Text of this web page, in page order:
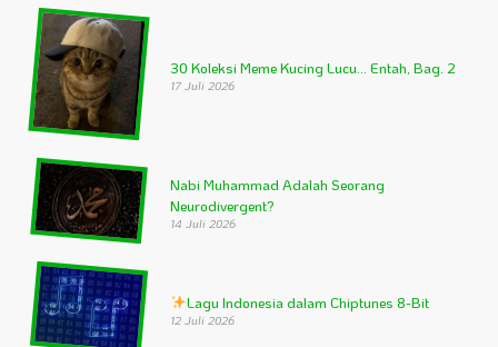
30 Koleksi Meme Kucing Lucu… Entah, Bag. 2
17 Juli 2026
Nabi Muhammad Adalah Seorang
Neurodivergent?
14 Juli 2026
Lagu Indonesia dalam Chiptunes 8-Bit
12 Juli 2026